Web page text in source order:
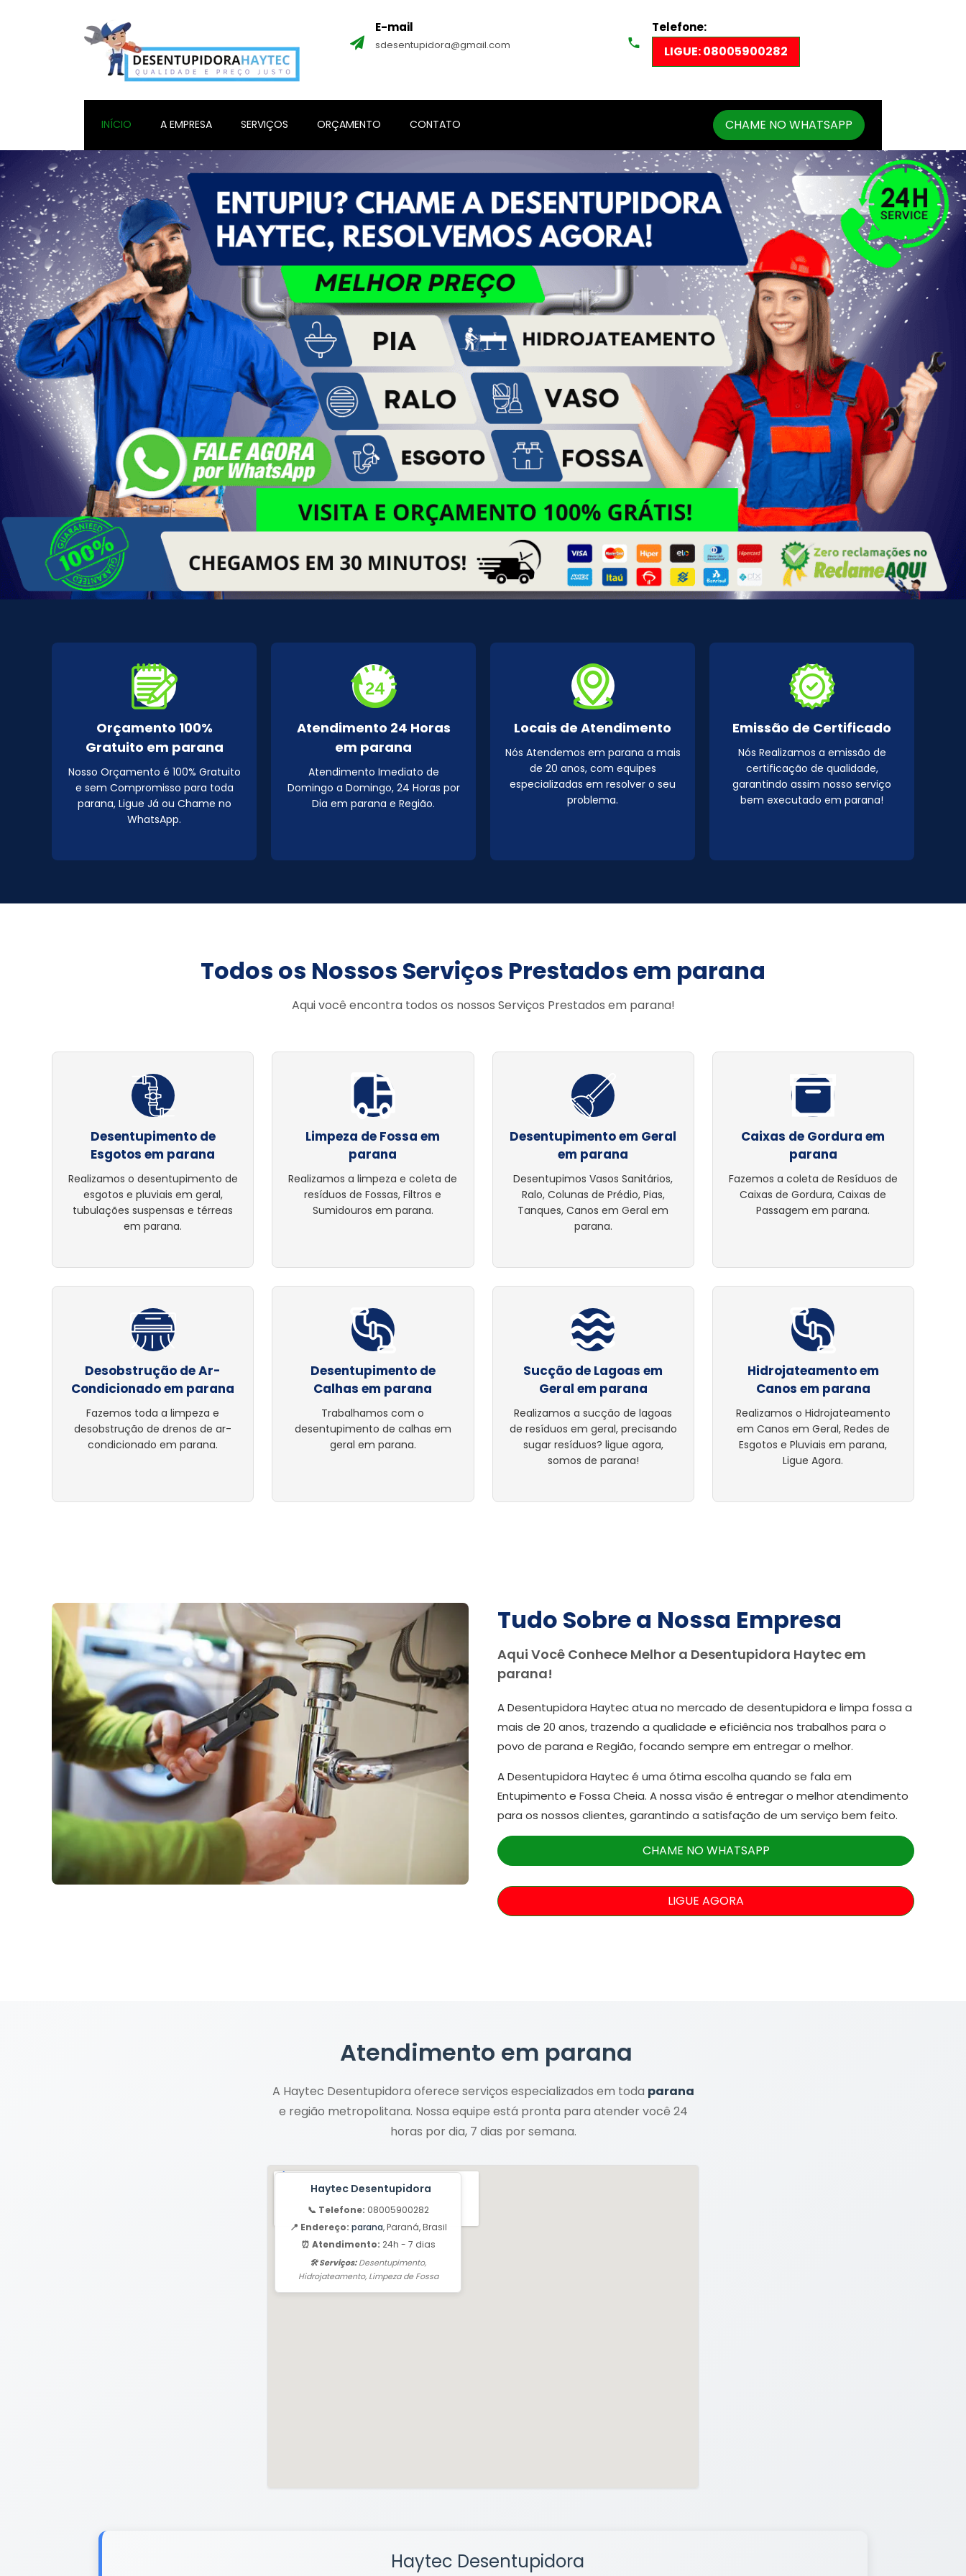
E-mail
sdesentupidora@gmail.com
Telefone:
LIGUE: 08005900282
CHAME NO WHATSAPP
INÍCIO A EMPRESA SERVIÇOS ORÇAMENTO CONTATO
Orçamento 100%
Gratuito em parana
Nosso Orçamento é 100% Gratuito
e sem Compromisso para toda
parana, Ligue Já ou Chame no
WhatsApp.
Atendimento 24 Horas
em parana
Atendimento Imediato de
Domingo a Domingo, 24 Horas por
Dia em parana e Região.
Locais de Atendimento
Nós Atendemos em parana a mais
de 20 anos, com equipes
especializadas em resolver o seu
problema.
Emissão de Certificado
Nós Realizamos a emissão de
certificação de qualidade,
garantindo assim nosso serviço
bem executado em parana!
Todos os Nossos Serviços Prestados em parana
Aqui você encontra todos os nossos Serviços Prestados em parana!
Desentupimento de
Esgotos em parana
Realizamos o desentupimento de
esgotos e pluviais em geral,
tubulações suspensas e térreas
em parana.
Limpeza de Fossa em
parana
Realizamos a limpeza e coleta de
resíduos de Fossas, Filtros e
Sumidouros em parana.
Desentupimento em Geral
em parana
Desentupimos Vasos Sanitários,
Ralo, Colunas de Prédio, Pias,
Tanques, Canos em Geral em
parana.
Caixas de Gordura em
parana
Fazemos a coleta de Resíduos de
Caixas de Gordura, Caixas de
Passagem em parana.
Desobstrução de Ar-
Condicionado em parana
Fazemos toda a limpeza e
desobstrução de drenos de ar-
condicionado em parana.
Desentupimento de
Calhas em parana
Trabalhamos com o
desentupimento de calhas em
geral em parana.
Sucção de Lagoas em
Geral em parana
Realizamos a sucção de lagoas
de resíduos em geral, precisando
sugar resíduos? ligue agora,
somos de parana!
Hidrojateamento em
Canos em parana
Realizamos o Hidrojateamento
em Canos em Geral, Redes de
Esgotos e Pluviais em parana,
Ligue Agora.
Tudo Sobre a Nossa Empresa
Aqui Você Conhece Melhor a Desentupidora Haytec em
parana!
A Desentupidora Haytec atua no mercado de desentupidora e limpa fossa a
mais de 20 anos, trazendo a qualidade e eficiência nos trabalhos para o
povo de parana e Região, focando sempre em entregar o melhor.
A Desentupidora Haytec é uma ótima escolha quando se fala em
Entupimento e Fossa Cheia. A nossa visão é entregar o melhor atendimento
para os nossos clientes, garantindo a satisfação de um serviço bem feito.
CHAME NO WHATSAPP
LIGUE AGORA
Atendimento em parana
A Haytec Desentupidora oferece serviços especializados em toda parana
e região metropolitana. Nossa equipe está pronta para atender você 24
horas por dia, 7 dias por semana.
Haytec Desentupidora
📞 Telefone: 08005900282
📍 Endereço: parana, Paraná, Brasil
⏰ Atendimento: 24h - 7 dias
🛠️ Serviços:Desentupimento,
Hidrojateamento, Limpeza de Fossa
Haytec Desentupidora